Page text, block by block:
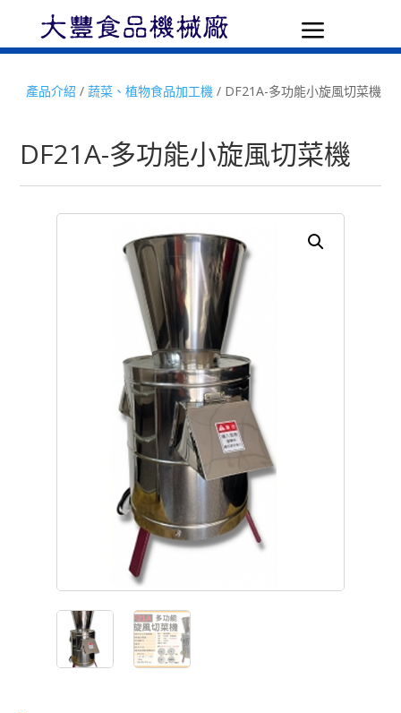
a
產品介紹 / 蔬菜、植物食品加工機/ DF21A-多功能小旋風切菜機
DF21A-多功能小旋風切菜機